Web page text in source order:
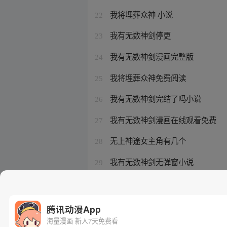
22 我将埋葬众神 小说
23 我有无数神剑停更
24 我有无数神剑漫画完整版
25 我将埋葬众神免费阅读
26 我有无数神剑完结了吗小说
27 我有无数神剑漫画在线观看免费
28 无上神途女主角有几个
29 我有无数神剑无弹窗小说
腾讯动漫App
海量漫画 新人7天免费看